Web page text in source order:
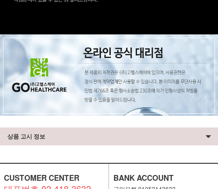
상품 고시 정보
CUSTOMER CENTER BANK ACCOUNT